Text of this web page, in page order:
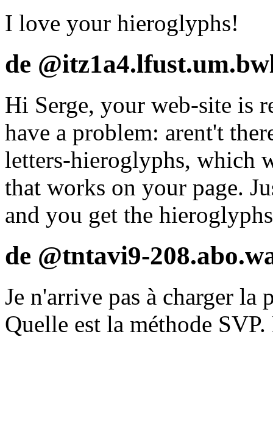
I love your hieroglyphs!
de
Hi Serge, your web-site is
have a problem: arent't
letters-hieroglyphs, which
that works on your page.
and you get the
de @tntavi9-
Je n'arrive pas à charger la
Quelle est la méthode